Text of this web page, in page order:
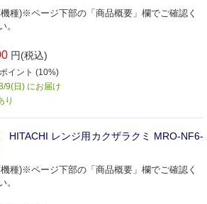
種)※ページ下部の「商品概要」欄でご確認く
。
円(税込)
ポイント (10%)
9(日) にお届け
り
HITACHI レンジ用カクザラクミ MRO-NF6-
種)※ページ下部の「商品概要」欄でご確認く
。